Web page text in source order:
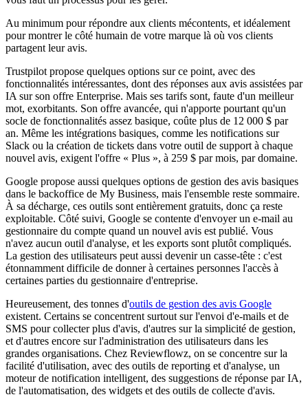
Au minimum pour répondre aux clients mécontents, et idéalement
pour montrer le côté humain de votre marque là où vos clients
partagent leur avis.
Trustpilot propose quelques options sur ce point, avec des
fonctionnalités intéressantes, dont des réponses aux avis assistées par
IA sur son offre Enterprise. Mais ses tarifs sont, faute d'un meilleur
mot, exorbitants. Son offre avancée, qui n'apporte pourtant qu'un
socle de fonctionnalités assez basique, coûte plus de 12 000 $ par
an. Même les intégrations basiques, comme les notifications sur
Slack ou la création de tickets dans votre outil de support à chaque
nouvel avis, exigent l'offre « Plus », à 259 $ par mois, par domaine.
Google propose aussi quelques options de gestion des avis basiques
dans le backoffice de My Business, mais l'ensemble reste sommaire.
À sa décharge, ces outils sont entièrement gratuits, donc ça reste
exploitable. Côté suivi, Google se contente d'envoyer un e-mail au
gestionnaire du compte quand un nouvel avis est publié. Vous
n'avez aucun outil d'analyse, et les exports sont plutôt compliqués.
La gestion des utilisateurs peut aussi devenir un casse-tête : c'est
étonnamment difficile de donner à certaines personnes l'accès à
certaines parties du gestionnaire d'entreprise.
Heureusement, des tonnes d'outils de gestion des avis Google
existent. Certains se concentrent surtout sur l'envoi d'e-mails et de
SMS pour collecter plus d'avis, d'autres sur la simplicité de gestion,
et d'autres encore sur l'administration des utilisateurs dans les
grandes organisations. Chez Reviewflowz, on se concentre sur la
facilité d'utilisation, avec des outils de reporting et d'analyse, un
moteur de notification intelligent, des suggestions de réponse par IA,
de l'automatisation, des widgets et des outils de collecte d'avis.